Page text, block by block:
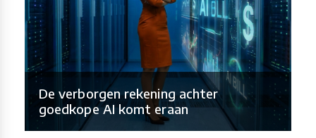
De verborgen rekening achter
goedkope AI komt eraan